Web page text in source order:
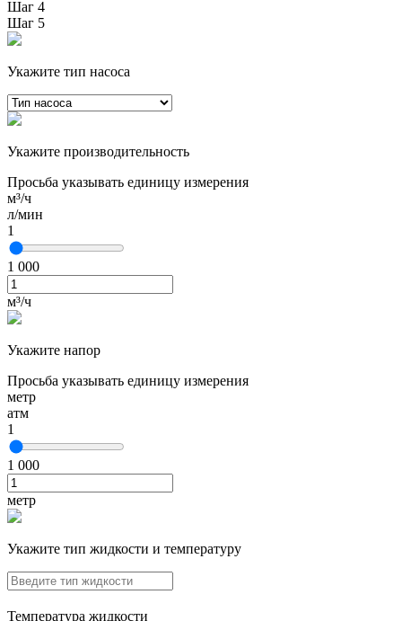
Шаг 4
Шаг 5
Укажите тип насоса
Укажите производительность
Просьба указывать единицу измерения
м³/ч
л/мин
1
1 000
м³/ч
Укажите напор
Просьба указывать единицу измерения
метр
атм
1
1 000
метр
Укажите тип жидкости и температуру
Температура жидкости